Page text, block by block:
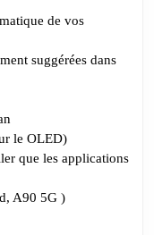
de vos
suggérées dans
le OLED)
que les applications
A90 5G )